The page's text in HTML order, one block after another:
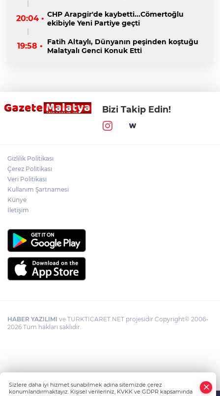
20:04 • CHP Arapgir'de kaybetti...Cömertoğlu
ekibiyle Yeni Partiye geçti
19:58 •
Fatih Altaylı, Dünyanın peşinden koştuğu
Malatyalı Genci Konuk Etti
Bizi Takip Edin!
Gizlilik Politikası
Çerez Politikası
Veri Politikası
Kullanım Şartnamesi
Künye
İletişim
HABER YAZILIMI ve TURKTICARET.NET projesidir Copyright© 2006-
2026 Tüm hakları saklıdır.
Sizlere daha iyi hizmet sunabilmek adına sitemizde çerez
konumlandırmaktayız. Kişisel verileriniz, KVKK ve GDPR kapsamında